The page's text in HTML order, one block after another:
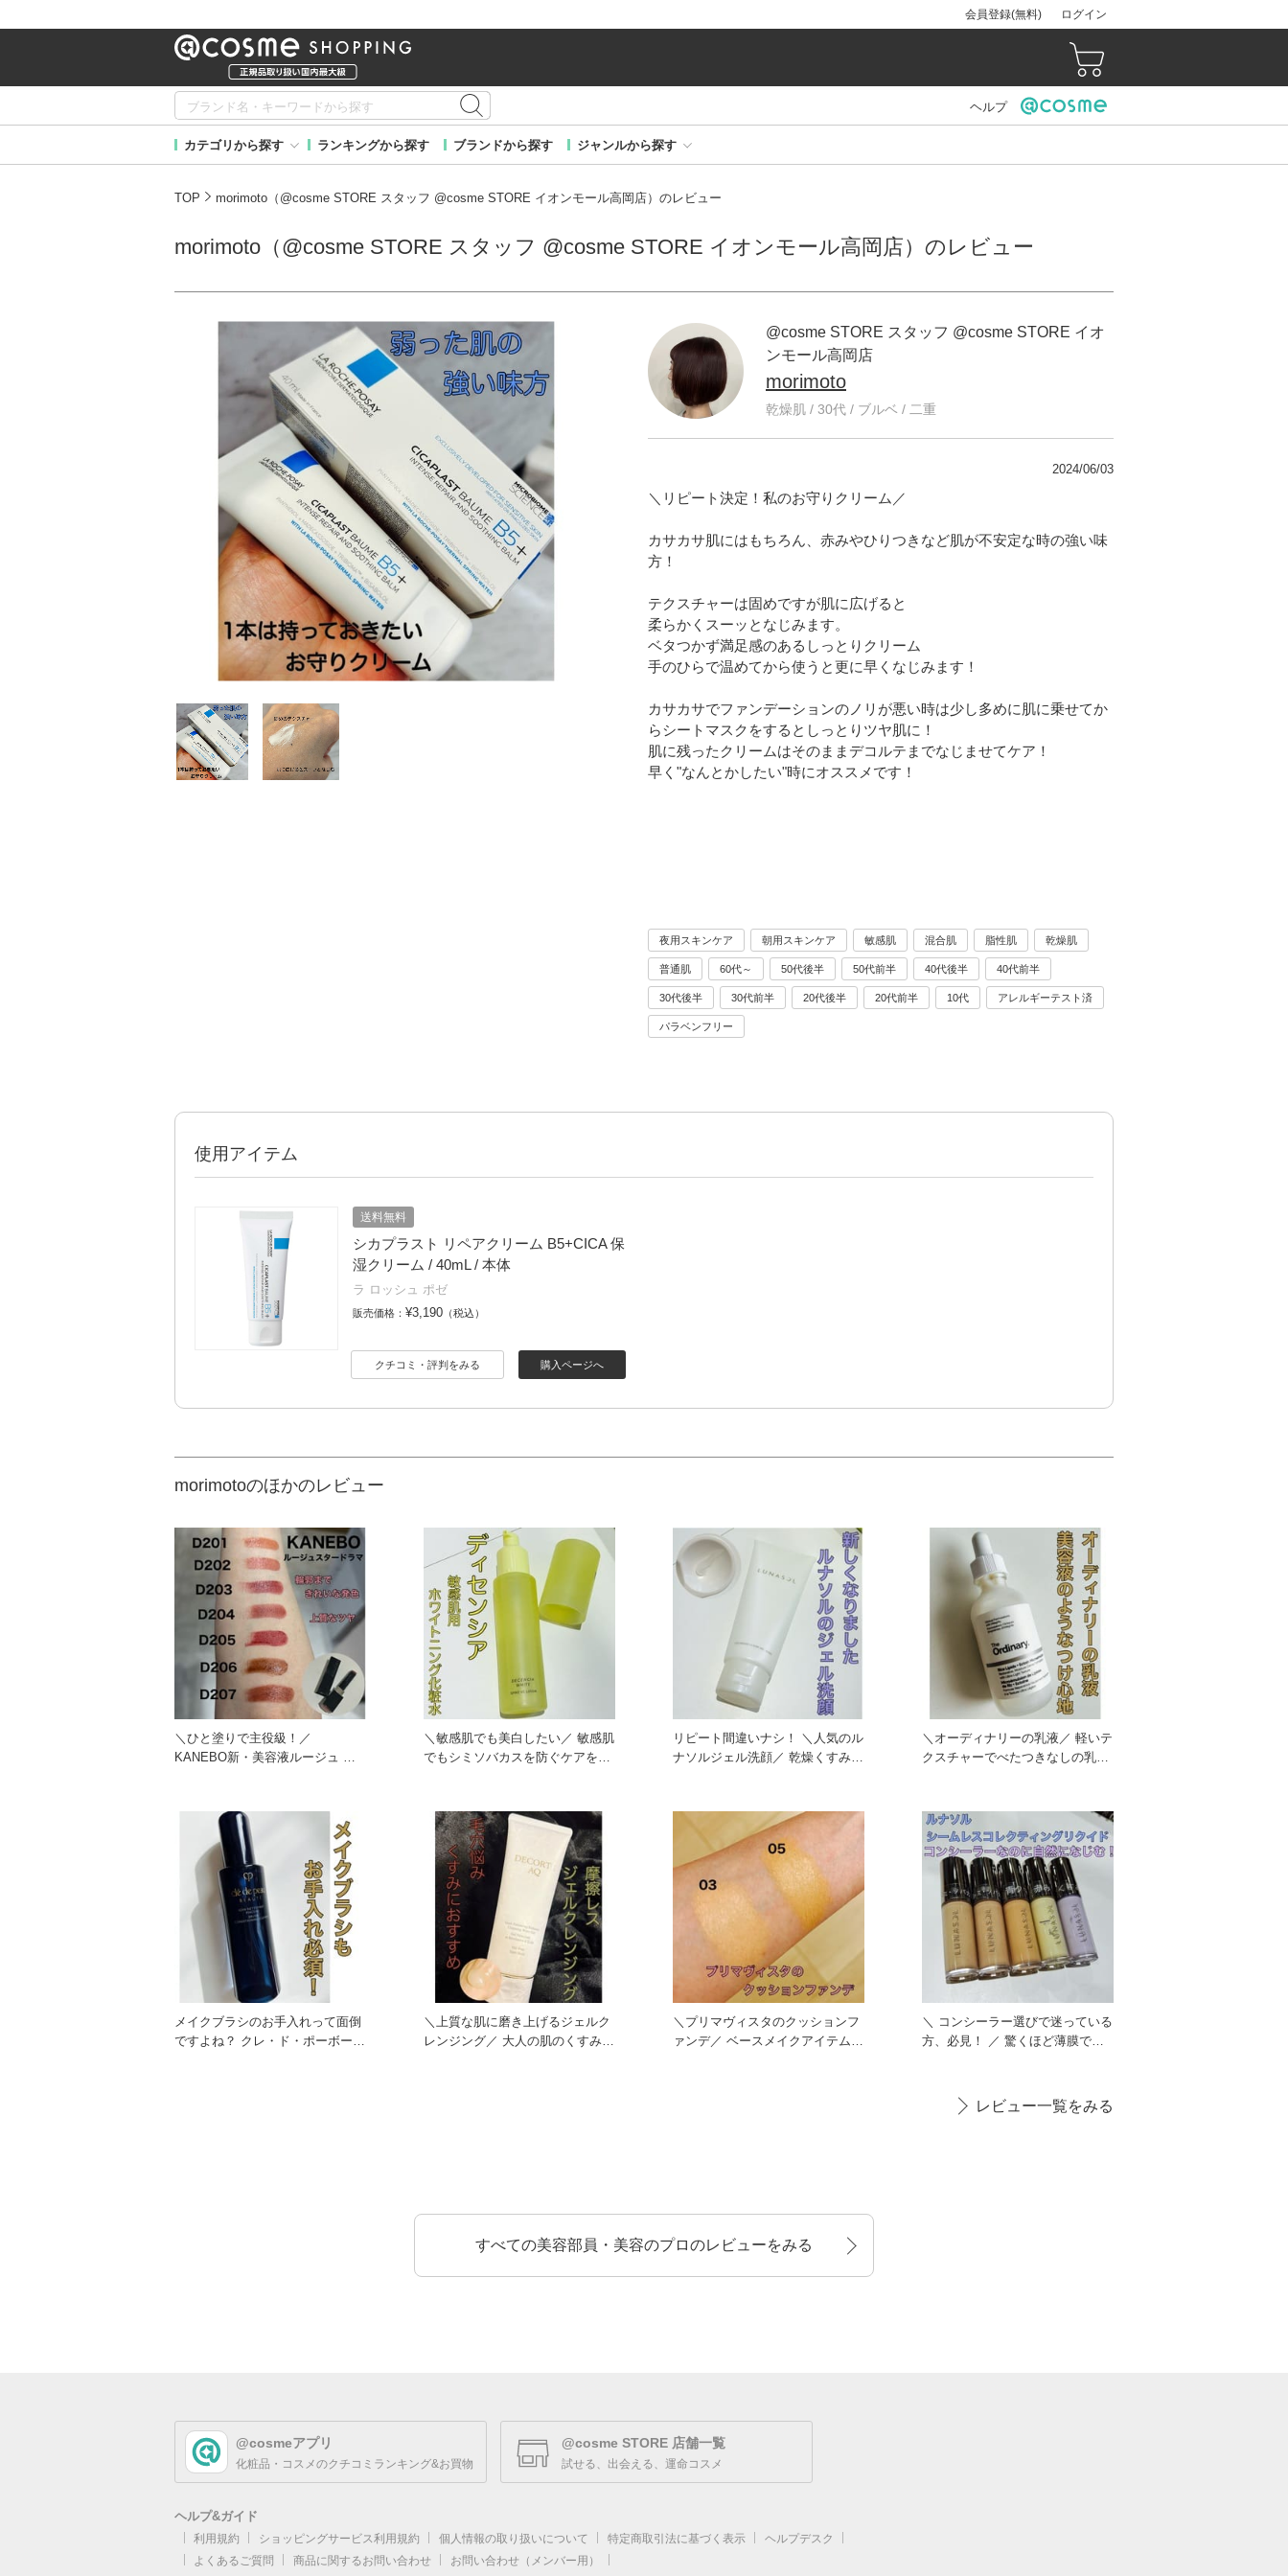
会員登録(無料) ログイン
ヘルプ
カテゴリから探す ランキングから探す ブランドから探す ジャンルから探す
TOP morimoto（@cosme STORE スタッフ @cosme STORE イオンモール高岡店）のレビュー
morimoto（@cosme STORE スタッフ @cosme STORE イオンモール高岡店）のレビュー
@cosme STORE スタッフ @cosme STORE イオ
ンモール高岡店
morimoto
乾燥肌 / 30代 / ブルベ / 二重
2024/06/03
＼リピート決定！私のお守りクリーム／
カサカサ肌にはもちろん、赤みやひりつきなど肌が不安定な時の強い味
方！
テクスチャーは固めですが肌に広げると
柔らかくスーッとなじみます。
ベタつかず満足感のあるしっとりクリーム
手のひらで温めてから使うと更に早くなじみます！
カサカサでファンデーションのノリが悪い時は少し多めに肌に乗せてか
らシートマスクをするとしっとりツヤ肌に！
肌に残ったクリームはそのままデコルテまでなじませてケア！
早く"なんとかしたい"時にオススメです！
夜用スキンケア 朝用スキンケア 敏感肌 混合肌 脂性肌 乾燥肌
普通肌 60代～ 50代後半 50代前半 40代後半 40代前半
30代後半 30代前半 20代後半 20代前半 10代 アレルギーテスト済
パラベンフリー
使用アイテム
送料無料
シカプラスト リペアクリーム B5+CICA 保
湿クリーム / 40mL / 本体
ラ ロッシュ ポゼ
販売価格： ¥3,190 （税込）
購入ページへ
クチコミ・評判をみる
morimotoのほかのレビュー
＼ひと塗りで主役級！／
KANEBO新・美容液ルージュ 一
＼敏感肌でも美白したい／ 敏感肌
でもシミソバカスを防ぐケアをし
リピート間違いナシ！ ＼人気のル
ナソルジェル洗顔／ 乾燥くすみや
＼オーディナリーの乳液／ 軽いテ
クスチャーでべたつきなしの乳液
メイクブラシのお手入れって面倒
ですよね？ クレ・ド・ポーボー
＼上質な肌に磨き上げるジェルク
レンジング／ 大人の肌のくすみや
＼プリマヴィスタのクッションフ
ァンデ／ ベースメイクアイテムが
＼ コンシーラー選びで迷っている
方、必見！ ／ 驚くほど薄膜でぴ
レビュー一覧をみる
すべての美容部員・美容のプロのレビューをみる
@cosmeアプリ
化粧品・コスメのクチコミランキング&お買物
@cosme STORE 店舗一覧
試せる、出会える、運命コスメ
ヘルプ&ガイド
利用規約 ショッピングサービス利用規約 個人情報の取り扱いについて 特定商取引法に基づく表示
ヘルプデスク
よくあるご質問
商品に関するお問い合わせ お問い合わせ（メンバー用）